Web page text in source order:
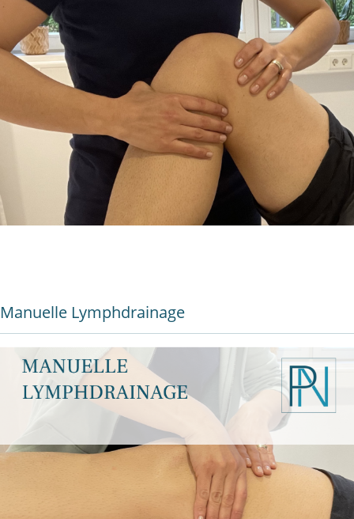
Manuelle Lymphdrainage